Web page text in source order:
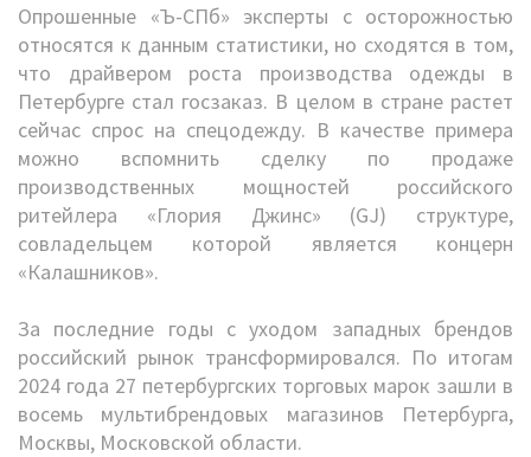
Опрошенные «Ъ-СПб» эксперты с осторожностью
относятся к данным статистики, но сходятся в том,
что драйвером роста производства одежды в
Петербурге стал госзаказ. В целом в стране растет
сейчас спрос на спецодежду. В качестве примера
можно вспомнить сделку по продаже
производственных мощностей российского
ритейлера «Глория Джинс» (GJ) структуре,
совладельцем которой является концерн
«Калашников».
За последние годы с уходом западных брендов
российский рынок трансформировался. По итогам
2024 года 27 петербургских торговых марок зашли в
восемь мультибрендовых магазинов Петербурга,
Москвы, Московской области.